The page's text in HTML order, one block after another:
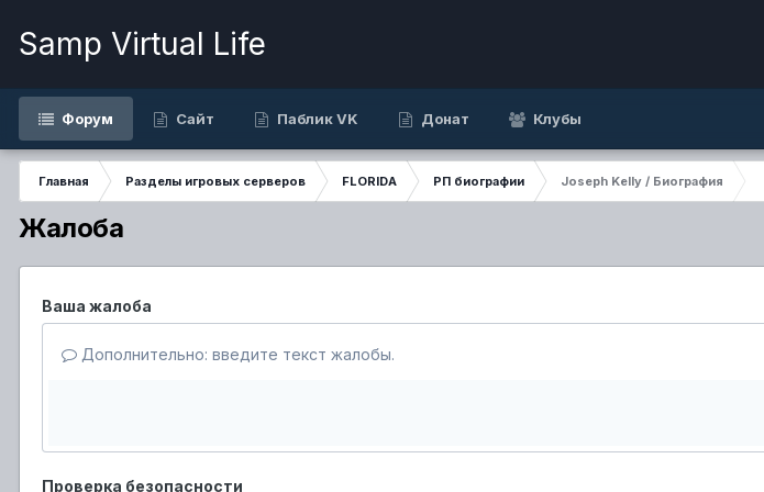
Samp Virtual Life
Форум Сайт Паблик VK Донат Клубы
Главная Разделы игровых серверов FLORIDA РП биографии Joseph Kelly / Биография
Жалоба
Ваша жалоба
Дополнительно: введите текст жалобы.
Проверка безопасности